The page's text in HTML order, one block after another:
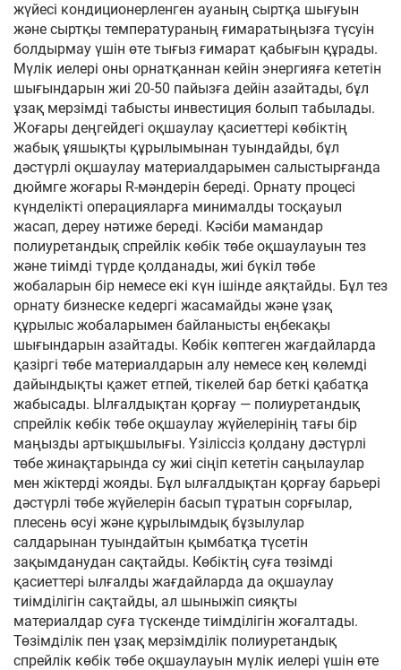
жүйесі кондиционерленген ауаның сыртқа шығуын
және сыртқы температураның ғимаратыңызға түсуін
болдырмау үшін өте тығыз ғимарат қабығын құрады.
Мүлік иелері оны орнатқаннан кейін энергияға кететін
шығындарын жиі 20-50 пайызға дейін азайтады, бұл
ұзақ мерзімді табысты инвестиция болып табылады.
Жоғары деңгейдегі оқшаулау қасиеттері көбіктің
жабық ұяшықты құрылымынан туындайды, бұл
дәстүрлі оқшаулау материалдарымен салыстырғанда
дюймге жоғары R-мәндерін береді. Орнату процесі
күнделікті операцияларға минималды тосқауыл
жасап, дереу нәтиже береді. Кәсіби мамандар
полиуретандық спрейлік көбік төбе оқшаулауын тез
және тиімді түрде қолданады, жиі бүкіл төбе
жобаларын бір немесе екі күн ішінде аяқтайды. Бұл тез
орнату бизнеске кедергі жасамайды және ұзақ
құрылыс жобаларымен байланысты еңбекақы
шығындарын азайтады. Көбік көптеген жағдайларда
қазіргі төбе материалдарын алу немесе кең көлемді
дайындықты қажет етпей, тікелей бар беткі қабатқа
жабысады. Ылғалдықтан қорғау — полиуретандық
спрейлік көбік төбе оқшаулау жүйелерінің тағы бір
маңызды артықшылығы. Үзіліссіз қолдану дәстүрлі
төбе жинақтарында су жиі сіңіп кететін саңылаулар
мен жіктерді жояды. Бұл ылғалдықтан қорғау барьері
дәстүрлі төбе жүйелерін басып тұратын сорғылар,
плесень өсуі және құрылымдық бұзылулар
салдарынан туындайтын қымбатқа түсетін
зақымданудан сақтайды. Көбіктің суға төзімді
қасиеттері ылғалды жағдайларда да оқшаулау
тиімділігін сақтайды, ал шыныжіп сияқты
материалдар суға түскенде тиімділігін жоғалтады.
Төзімділік пен ұзақ мерзімділік полиуретандық
спрейлік көбік төбе оқшаулауын мүлік иелері үшін өте